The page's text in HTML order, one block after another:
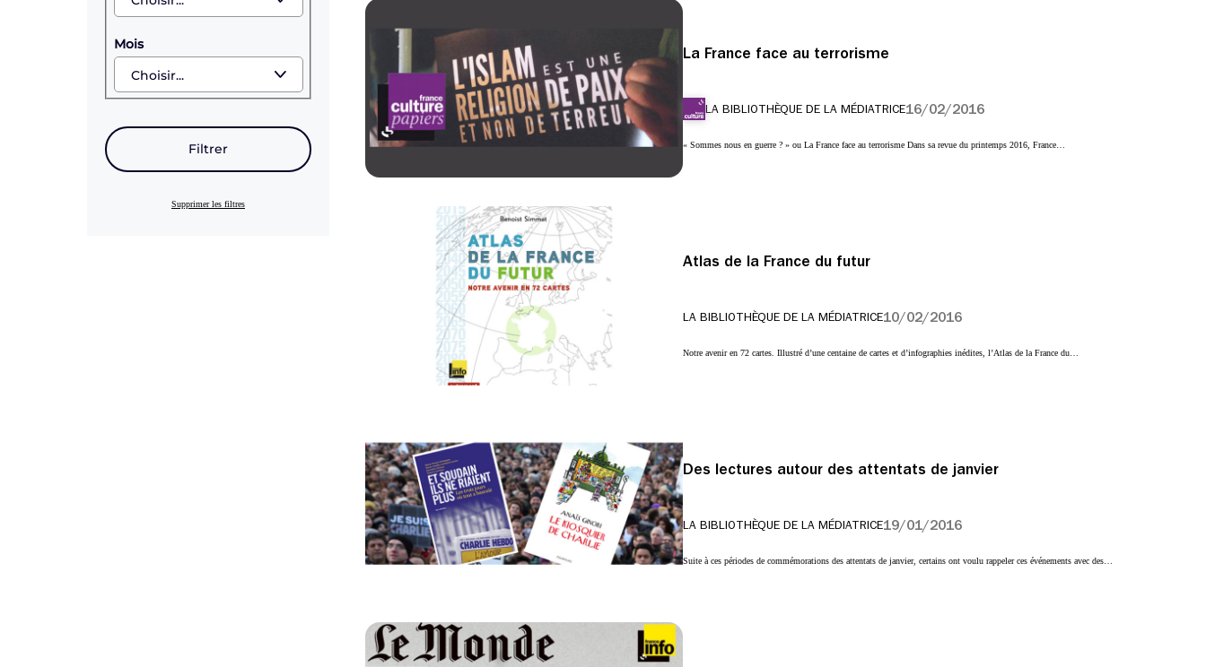
Mois
Filtrer
Supprimer les filtres
La France face au terrorisme
LA BIBLIOTHÈQUE DE LA MÉDIATRICE16/02/2016
« Sommes nous en guerre ? » ou La France face au terrorisme Dans sa revue du printemps 2016, France…
Atlas de la France du futur
LA BIBLIOTHÈQUE DE LA MÉDIATRICE10/02/2016
Notre avenir en 72 cartes. Illustré d’une centaine de cartes et d’infographies inédites, l’Atlas de la France du…
Des lectures autour des attentats de janvier
LA BIBLIOTHÈQUE DE LA MÉDIATRICE19/01/2016
Suite à ces périodes de commémorations des attentats de janvier, certains ont voulu rappeler ces événements avec des…